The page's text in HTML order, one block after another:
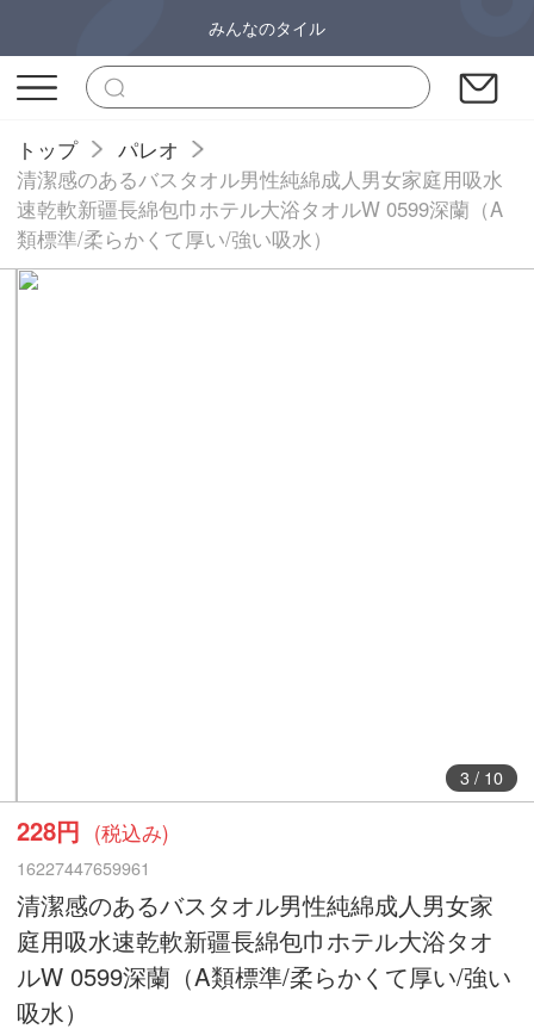
みんなのタイル
トップ
パレオ
清潔感のあるバスタオル男性純綿成人男女家庭用吸水
速乾軟新疆長綿包巾ホテル大浴タオルW 0599深蘭（A
類標準/柔らかくて厚い/強い吸水）
3/ 10
228円 (税込み)
16227447659961
清潔感のあるバスタオル男性純綿成人男女家
庭用吸水速乾軟新疆長綿包巾ホテル大浴タオ
ルW 0599深蘭（A類標準/柔らかくて厚い/強い
吸水）